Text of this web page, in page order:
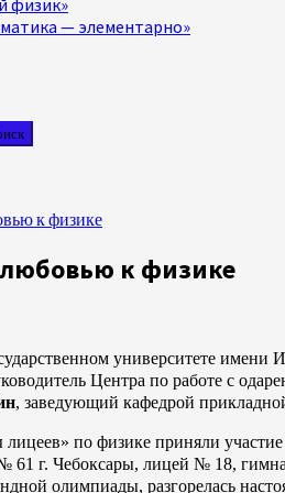
физик»
— элементарно»
к физике
любовью к физике
университете
Центра по работе с
, заведующий кафедрой
лицеев» по физике приняли
г. Чебоксары, лицей № 18,
олимпиады, разгорелась